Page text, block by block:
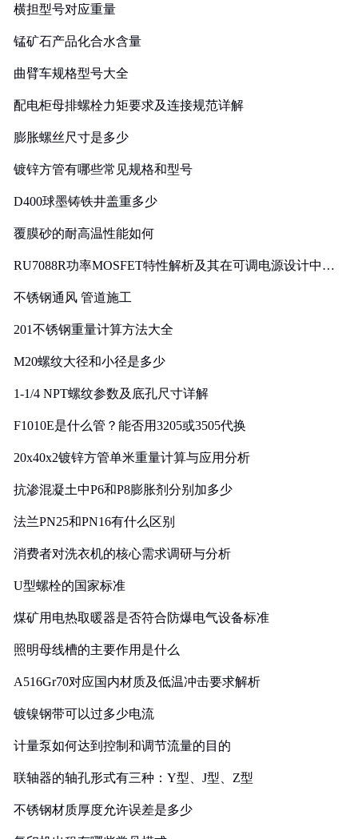
横担型号对应重量
锰矿石产品化合水含量
曲臂车规格型号大全
配电柜母排螺栓力矩要求及连接规范详解
膨胀螺丝尺寸是多少
镀锌方管有哪些常见规格和型号
D400球墨铸铁井盖重多少
覆膜砂的耐高温性能如何
RU7088R功率MOSFET特性解析及其在可调电源设计中的
不锈钢通风 管道施工
201不锈钢重量计算方法大全
M20螺纹大径和小径是多少
1-1/4 NPT螺纹参数及底孔尺寸详解
F1010E是什么管？能否用3205或3505代换
20x40x2镀锌方管单米重量计算与应用分析
抗渗混凝土中P6和P8膨胀剂分别加多少
法兰PN25和PN16有什么区别
消费者对洗衣机的核心需求调研与分析
U型螺栓的国家标准
煤矿用电热取暖器是否符合防爆电气设备标准
照明母线槽的主要作用是什么
A516Gr70对应国内材质及低温冲击要求解析
镀镍钢带可以过多少电流
计量泵如何达到控制和调节流量的目的
联轴器的轴孔形式有三种：Y型、J型、Z型
不锈钢材质厚度允许误差是多少